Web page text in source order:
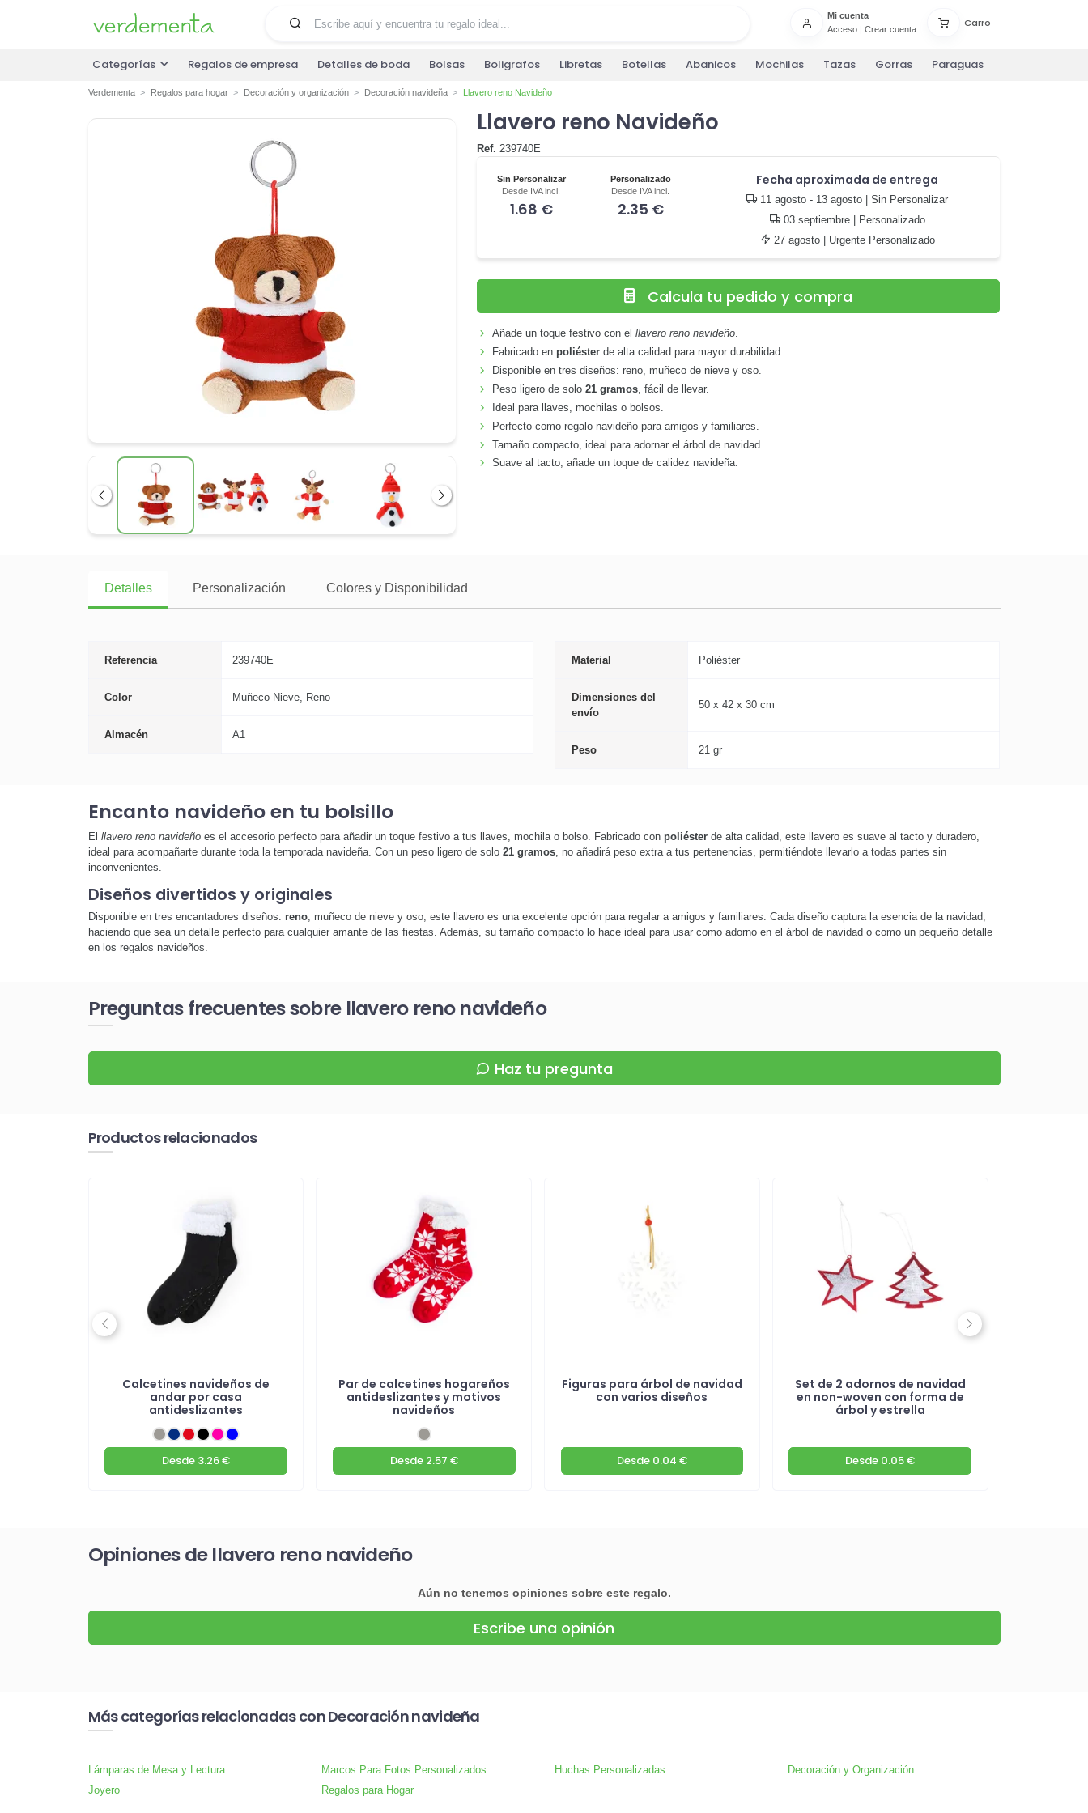
Mi cuenta
Acceso| Crear cuenta
Carro
Categorías Regalos de empresa Detalles de boda Bolsas Boligrafos Libretas Botellas Abanicos Mochilas Tazas Gorras Paraguas
Verdementa Regalos para hogar Decoración y organización Decoración navideña Llavero reno Navideño
Anterior Siguiente
Llavero reno Navideño
Ref. 239740E
Sin Personalizar
Desde IVA incl.
1.68 €
Personalizado
Desde IVA incl.
2.35 €
Fecha aproximada de entrega
11 agosto - 13 agosto | Sin Personalizar
03 septiembre| Personalizado
27 agosto| Urgente Personalizado
Calcula tu pedido y compra
Añade un toque festivo con elllavero reno navideño.
Fabricado en poliéster de alta calidad para mayor durabilidad.
Disponible en tres diseños: reno, muñeco de nieve y oso.
Peso ligero de solo21 gramos , fácil de llevar.
Ideal para llaves, mochilas o bolsos.
Perfecto como regalo navideño para amigos y familiares.
Tamaño compacto, ideal para adornar el árbol de navidad.
Suave al tacto, añade un toque de calidez navideña.
Detalles Personalización Colores y Disponibilidad
Referencia 239740E
Color Muñeco Nieve, Reno
Almacén A1
Material Poliéster
Dimensiones del
envío
50 x 42 x 30 cm
Peso 21 gr
Encanto navideño en tu bolsillo
El llavero reno navideñoes el accesorio perfecto para añadir un toque festivo a tus llaves, mochila o bolso. Fabricado con poliésterde alta calidad, este llavero es suave al tacto y duradero,
ideal para acompañarte durante toda la temporada navideña. Con un peso ligero de solo 21 gramos, no añadirá peso extra a tus pertenencias, permitiéndote llevarlo a todas partes sin
inconvenientes.
Diseños divertidos y originales
Disponible en tres encantadores diseños: reno, muñeco de nieve y oso, este llavero es una excelente opción para regalar a amigos y familiares. Cada diseño captura la esencia de la navidad,
haciendo que sea un detalle perfecto para cualquier amante de las fiestas. Además, su tamaño compacto lo hace ideal para usar como adorno en el árbol de navidad o como un pequeño detalle
en los regalos navideños.
Preguntas frecuentes sobre llavero reno navideño
Haz tu pregunta
Productos relacionados
Calcetines navideños de
andar por casa
antideslizantes
Desde3.26 €
Par de calcetines hogareños
antideslizantes y motivos
navideños
Desde2.57 €
Figuras para árbol de navidad
con varios diseños
Desde0.04 €
Set de 2 adornos de navidad
en non-woven con forma de
árbol y estrella
Desde 0.05 €
Previous Next
Opiniones de llavero reno navideño
Aún no tenemos opiniones sobre este regalo.
Escribe una opinión
Más categorías relacionadas con Decoración navideña
Lámparas de Mesa y Lectura Marcos Para Fotos Personalizados Huchas Personalizadas
Decoración y Organización
Joyero
Regalos para Hogar